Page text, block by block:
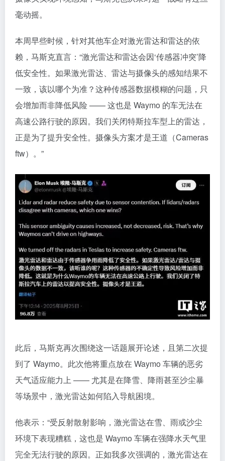
毫动摇。
本周早些时候，针对其他车企对激光雷达和雷达的依
赖，马斯克直言：“激光雷达和雷达会因‘传感器冲突’降
低安全性。如果激光雷达、雷达与摄像头的感知结果不
一致，该以哪个为准？这种传感器数据模糊的问题，只
会增加而非降低风险 —— 这也是 Waymo 的车无法在
高速公路行驶的原因。我们关闭特斯拉车型上的雷达，
正是为了提升安全性。摄像头方案才是王道（Cameras
ftw）。”
此后，马斯克再次围绕这一话题展开论述，且第二次提
到了 Waymo。此次他将重点放在 Waymo 车辆的恶劣
天气适应能力上 —— 尤其是在降雪、降雨甚至沙尘暴
等场景中，激光雷达如何陷入导航困境。
他表示：“受反射散射影响，激光雷达在雪、雨或沙尘
环境下表现糟糕，这也是 Waymo 车辆在强降水天气里
完全无法行驶的原因。正如我多次强调的，激光雷达在